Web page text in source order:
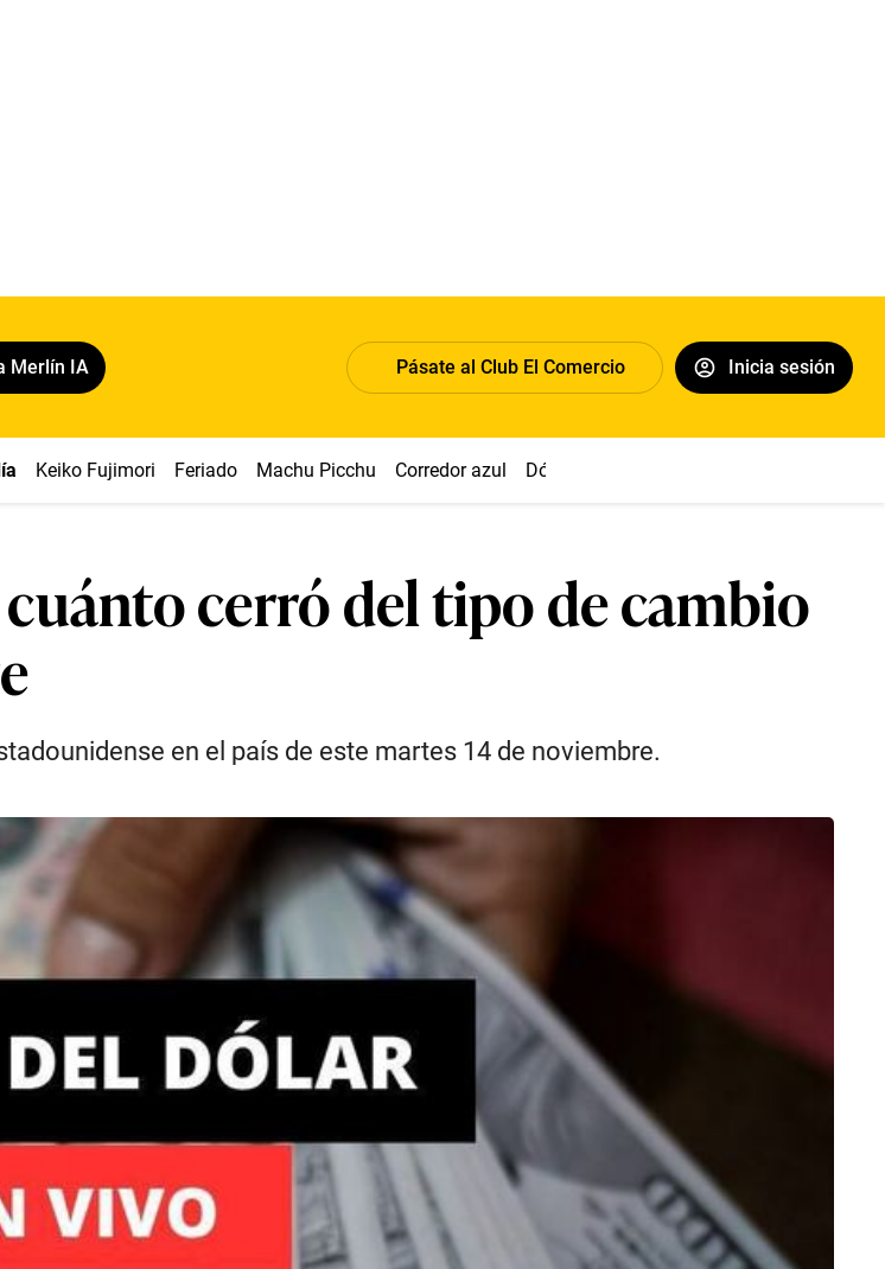
Merlín IA Pásate al Club El Comercio Inicia sesión
Keiko Fujimori Feriado Machu Picchu Corredor azul Dólar
cerró del tipo de cambio
en el país de este martes 14 de noviembre.